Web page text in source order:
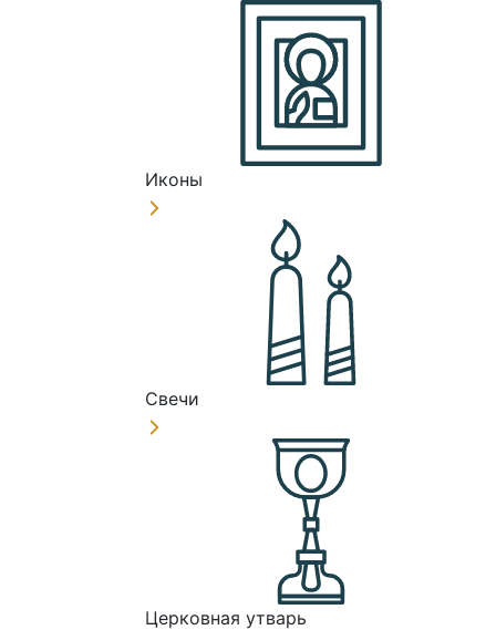
Иконы
Свечи
Церковная утварь